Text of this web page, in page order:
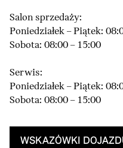
Salon sprzedaży:
Poniedziałek – Piątek:
Sobota: 08:00 – 15:00
Serwis:
Poniedziałek – Piątek:
Sobota: 08:00 – 15:00
WSKAZÓWKI